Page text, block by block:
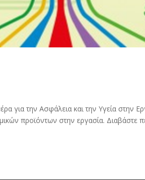
για την Ασφάλεια και την Υγεία στην
προϊόντων στην εργασία. Διαβάστε